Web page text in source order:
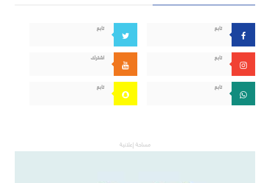
تابع تابع
تابع اشترك
تابع تابع
مساحة إعلانية